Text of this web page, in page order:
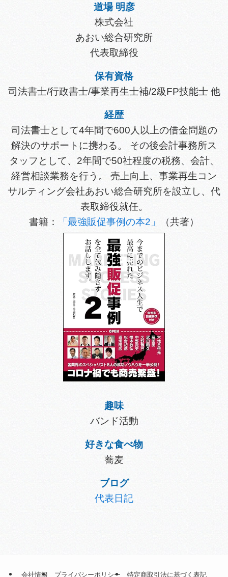
道場 明彦
株式会社
あおい総合研究所
代表取締役
保有資格
司法書士/行政書士/事業再生士補/2級FP技能士 他
経歴
司法書士として4年間で600人以上の借金問題の
解決のサポートに携わる。 その後会計事務所ス
タッフとして、2年間で50社程度の税務、会計、
経営相談業務を行う。 売上向上、事業再生コン
サルティング会社あおい総合研究所を設立し、代
表取締役就任。
書籍：
「最強販促事例の本2」 （共著）
趣味
バンド活動
好きな食べ物
蕎麦
ブログ
代表日記
会社情報 プライバシーポリシー 特定商取引法に基づく表記